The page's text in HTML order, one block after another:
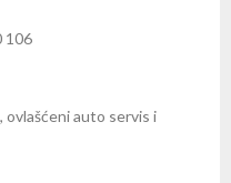
106
ovlašćeni auto servis i